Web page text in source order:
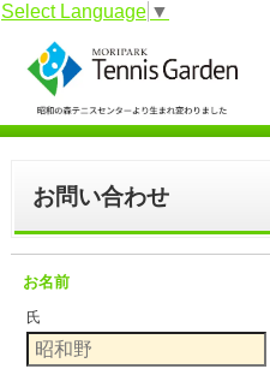
Select Language ▼
お問い合わせ
お名前
氏